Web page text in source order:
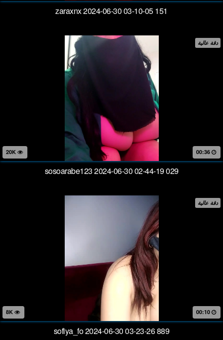
zaraxnx 2024-06-30 03-10-05 151
دقة عالية
00:36
sosoarabe123 2024-06-30 02-44-19 029
دقة عالية
00:10
sofiya_fo 2024-06-30 03-23-26 889